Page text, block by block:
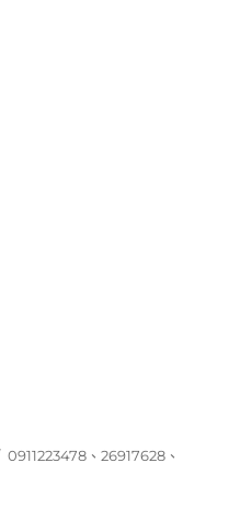
標
0911223478 、26917628 、